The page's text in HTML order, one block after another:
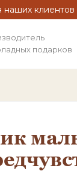
клиентов
подарков